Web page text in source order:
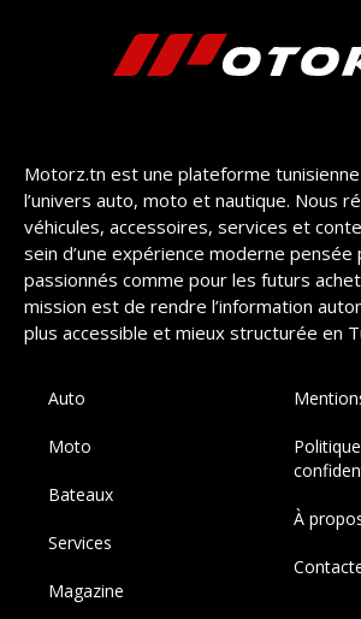
Motorz.tn est une plateforme
l’univers auto, moto et nautique. Nous
véhicules, accessoires, services et
sein d’une expérience moderne pensée
passionnés comme pour les futurs
mission est de rendre l’information
plus accessible et mieux structurée en
Auto
Moto
Bateaux
Services
Magazine
À